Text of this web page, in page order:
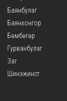
Баянбулаг
Баянхонгор
Бөмбөгөр
Гурванбулаг
Заг
Шинэжинст